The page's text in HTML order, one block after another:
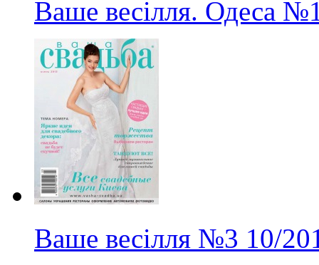
Ваше весілля. Одеса
Ваше весілля №3 10/